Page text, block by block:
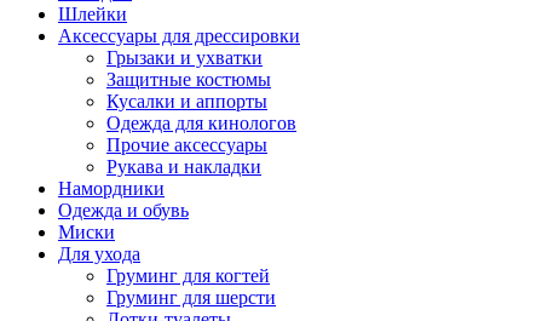
Шлейки
Аксессуары для дрессировки
Грызаки и ухватки
Защитные костюмы
Кусалки и аппорты
Одежда для кинологов
Прочие аксессуары
Рукава и накладки
Намордники
Одежда и обувь
Миски
Для ухода
Груминг для когтей
Груминг для шерсти